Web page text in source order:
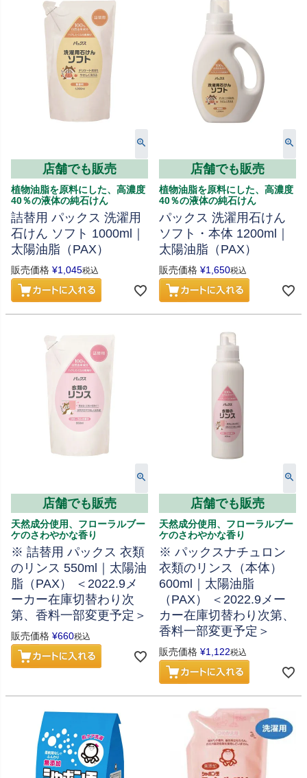
店舗でも販売
植物油脂を原料にした、高濃度
40％の液体の純石けん
詰替用 パックス 洗濯用
石けん ソフト 1000ml｜
太陽油脂（PAX）
販売価格 ¥1,045税込
店舗でも販売
植物油脂を原料にした、高濃度
40％の液体の純石けん
パックス 洗濯用石けん
ソフト・本体 1200ml｜
太陽油脂（PAX）
販売価格 ¥1,650税込
店舗でも販売
天然成分使用、フローラルブー
ケのさわやかな香り
※ 詰替用 パックス 衣類
のリンス 550ml｜太陽油
脂（PAX） ＜2022.9メ
ーカー在庫切替わり次
第、香料一部変更予定＞
販売価格 ¥660税込
店舗でも販売
天然成分使用、フローラルブー
ケのさわやかな香り
※ パックスナチュロン
衣類のリンス（本体）
600ml｜太陽油脂
（PAX） ＜2022.9メー
カー在庫切替わり次第、
香料一部変更予定＞
販売価格 ¥1,122税込